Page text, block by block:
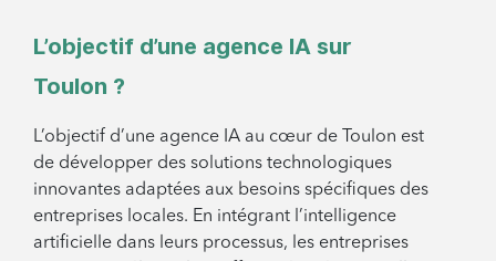
L’objectif d’une agence IA sur
Toulon ?
L’objectif d’une agence IA au cœur de Toulon est
de développer des solutions technologiques
innovantes adaptées aux besoins spécifiques des
entreprises locales. En intégrant l’intelligence
artificielle dans leurs processus, les entreprises